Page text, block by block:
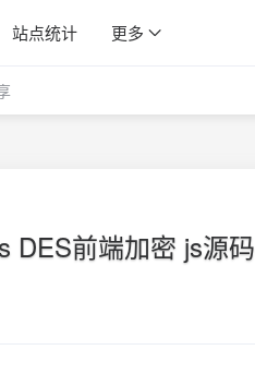
站点统计 更多
DES前端加密 js源码